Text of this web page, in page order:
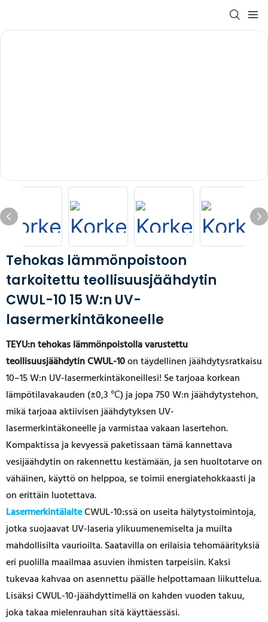
Tehokas lämmönpoistoon
tarkoitettu teollisuusjäähdytin
CWUL-10 15 W:n UV-
lasermerkintäkoneelle
TEYU:n tehokas lämmönpoistolla varustettu
teollisuusjäähdytin CWUL-10on täydellinen jäähdytysratkaisu
10–15 W:n UV-lasermerkintäkoneillesi! Se tarjoaa korkean
lämpötilavakauden (±0,3 ℃) ja jopa 750 W:n jäähdytystehon,
mikä tarjoaa aktiivisen jäähdytyksen UV-
lasermerkintäkoneelle ja varmistaa vakaan lasertehon.
Kompaktissa ja kevyessä paketissaan tämä kannettava
vesijäähdytin on rakennettu kestämään, ja sen huoltotarve on
vähäinen, käyttö on helppoa, se toimii energiatehokkaasti ja
on erittäin luotettava.
LasermerkintälaiteCWUL-10:ssä on useita hälytystoimintoja,
jotka suojaavat UV-laseria ylikuumenemiselta ja muilta
mahdollisilta vaurioilta. Saatavilla on erilaisia ​​tehomäärityksiä
eri puolilla maailmaa asuvien ihmisten tarpeisiin. Kaksi
tukevaa kahvaa on asennettu päälle helpottamaan liikuttelua.
Lisäksi CWUL-10-jäähdyttimellä on kahden vuoden takuu,
joka takaa mielenrauhan sitä käyttäessäsi.